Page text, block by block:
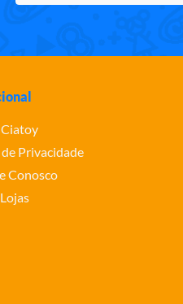
Ciatoy
Privacidade
Conosco